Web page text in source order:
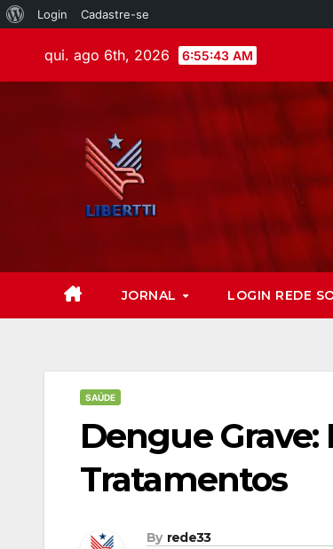
Login Cadastre-se
qui. ago 6th, 2026 6:55:44 AM
JORNAL LOGIN REDE
SAÚDE
Dengue
Tratamentos
By rede33